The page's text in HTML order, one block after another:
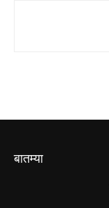
बातम्या